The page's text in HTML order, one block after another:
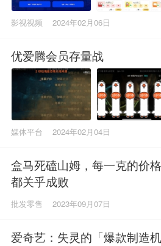
影视视频 2024年02月06日
优爱腾会员存量战
媒体平台 2024年02月04日
盒马死磕山姆，每一克的价格
都关乎成败
批发零售 2023年09月07日
爱奇艺：失灵的「爆款制造机